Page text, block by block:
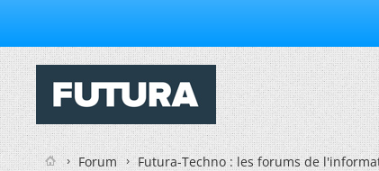
Forum Futura-Techno : les forums de